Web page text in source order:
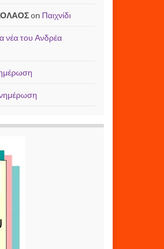
on Παιχνίδι
νέα του Ανδρέα